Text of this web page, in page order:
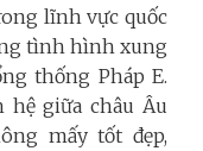
lĩnh vực quốc
tình hình xung
thống Pháp E.
hệ giữa châu Âu
mấy tốt đẹp,